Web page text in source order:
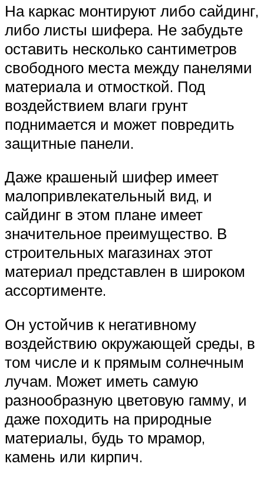
На каркас монтируют либо сайдинг,
либо листы шифера. Не забудьте
оставить несколько сантиметров
свободного места между панелями
материала и отмосткой. Под
воздействием влаги грунт
поднимается и может повредить
защитные панели.
Даже крашеный шифер имеет
малопривлекательный вид, и
сайдинг в этом плане имеет
значительное преимущество. В
строительных магазинах этот
материал представлен в широком
ассортименте.
Он устойчив к негативному
воздействию окружающей среды, в
том числе и к прямым солнечным
лучам. Может иметь самую
разнообразную цветовую гамму, и
даже походить на природные
материалы, будь то мрамор,
камень или кирпич.